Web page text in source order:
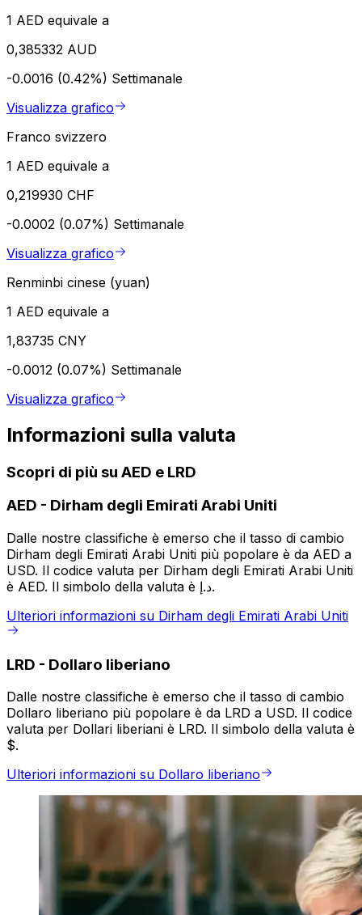
1 AED equivale a
0,385332 AUD
-0.0016 (0.42%) Settimanale
Visualizza grafico
Franco svizzero
1 AED equivale a
0,219930 CHF
-0.0002 (0.07%) Settimanale
Visualizza grafico
Renminbi cinese (yuan)
1 AED equivale a
1,83735 CNY
-0.0012 (0.07%) Settimanale
Visualizza grafico
Informazioni sulla valuta
Scopri di più su AED e LRD
AED - Dirham degli Emirati Arabi Uniti
Dalle nostre classifiche è emerso che il tasso di cambio
Dirham degli Emirati Arabi Uniti più popolare è da AED a
USD. Il codice valuta per Dirham degli Emirati Arabi Uniti
è AED. Il simbolo della valuta è د.إ.
Ulteriori informazioni su Dirham degli Emirati Arabi Uniti
LRD - Dollaro liberiano
Dalle nostre classifiche è emerso che il tasso di cambio
Dollaro liberiano più popolare è da LRD a USD. Il codice
valuta per Dollari liberiani è LRD. Il simbolo della valuta è
$.
Ulteriori informazioni su Dollaro liberiano